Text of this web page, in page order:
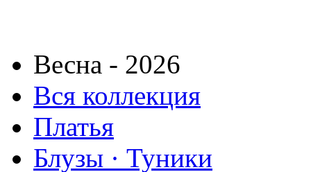
Весна - 2026
Вся коллекция
Платья
Блузы · Туники